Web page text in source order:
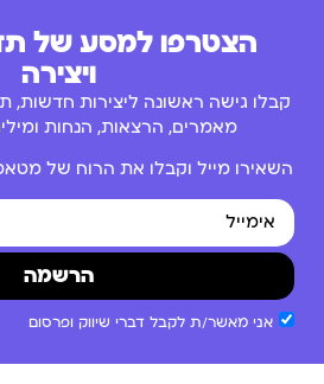
הצטרפו למסע של
ויצירה
קבלו גישה ראשונה ליצירות חדשות,
מאמרים, הרצאות, הנחות
השאירו מייל וקבלו את הרוח של
אני מאשר/ת לקבל דברי שיווק ופרסום
הרשמה